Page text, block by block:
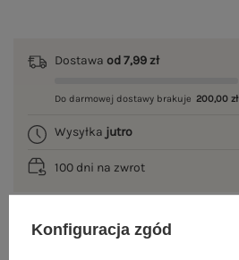
Dostawa od 7,99 zł
Do darmowej dostawy brakuje 200,00 zł
Wysyłka jutro
100 dni na zwrot
Konfiguracja zgód